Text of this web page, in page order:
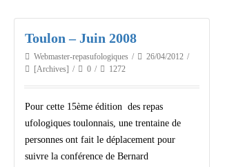
Toulon – Juin 2008
Webmaster-repasufologiques
26/04/2012
[Archives]
0 1272
Pour cette 15ème édition des repas
ufologiques toulonnais, une trentaine de
personnes ont fait le déplacement pour
suivre la conférence de Bernard